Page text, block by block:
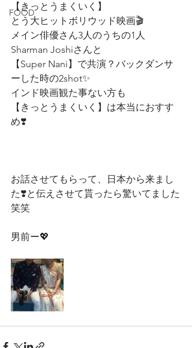
FOOD
【きっとうまくいく】
とう大ヒットボリウッド映画🎬
メイン俳優さん3人のうちの1人
Sharman Joshiさんと
【Super Nani】で共演？バックダンサ
ーした時の2shot✨
インド映画観た事ない方も
【きっとうまくいく】は本当におすす
め❣️
お話させてもらって、日本から来まし
た❣️と伝えさせて貰ったら驚いてました
笑笑
男前ー💖